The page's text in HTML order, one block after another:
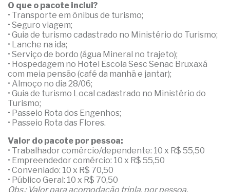
O que o pacote inclui?
• Transporte em ônibus de turismo;
• Seguro viagem;
• Guia de turismo cadastrado no Ministério do Turismo;
• Lanche na ida;
• Serviço de bordo (água Mineral no trajeto);
• Hospedagem no Hotel Escola Sesc Senac Bruxaxá
com meia pensão (café da manhã e jantar);
• Almoço no dia 28/06;
• Guia de turismo Local cadastrado no Ministério do
Turismo;
• Passeio Rota dos Engenhos;
• Passeio Rota das Flores.
Valor do pacote por pessoa:
• Trabalhador comércio/dependente: 10 x R$ 55,50
• Empreendedor comércio: 10 x R$ 55,50
• Conveniado: 10 x R$ 70,50
• Público Geral: 10 x R$ 70,50
Obs.: Valor para acomodação tripla, por pessoa.